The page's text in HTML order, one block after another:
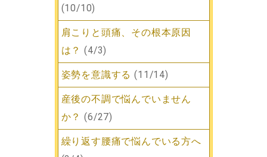
(10/10)
肩こりと頭痛、その根本原因
は？ (4/3)
姿勢を意識する (11/14)
産後の不調で悩んでいません
か？ (6/27)
繰り返す腰痛で悩んでいる方へ